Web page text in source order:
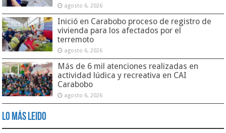
agosto 6, 2026
Inició en Carabobo proceso de registro de
vivienda para los afectados por el
terremoto
agosto 6, 2026
Más de 6 mil atenciones realizadas en
actividad lúdica y recreativa en CAI
Carabobo
agosto 6, 2026
Lo Más Leido